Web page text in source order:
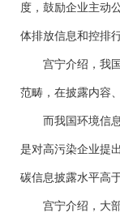
度，鼓励企业主动
体排放信息和控排
宫宁介绍，我
范畴，在披露内容
而我国环境信
是对高污染企业提
碳信息披露水平高
宫宁介绍，大